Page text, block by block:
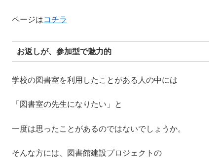
ページはコチラ
お返しが、参加型で魅力的
学校の図書室を利用したことがある人の中には
「図書室の先生になりたい」と
一度は思ったことがあるのではないでしょうか。
そんな方には、図書館建設プロジェクトの